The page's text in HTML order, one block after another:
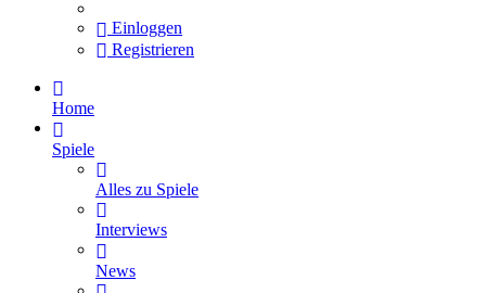
Einloggen
Registrieren
Home
Spiele
Alles zu Spiele
Interviews
News